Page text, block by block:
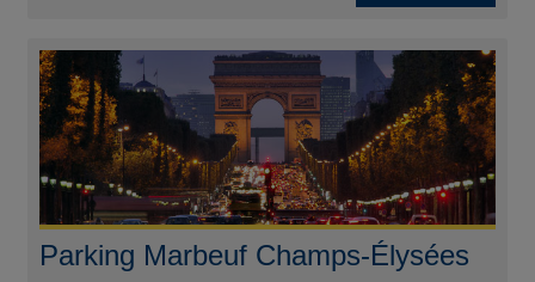
Parking Marbeuf Champs-Élysées